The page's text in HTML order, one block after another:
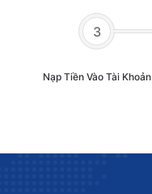
3
Nạp Tiền Vào Tài Khoản